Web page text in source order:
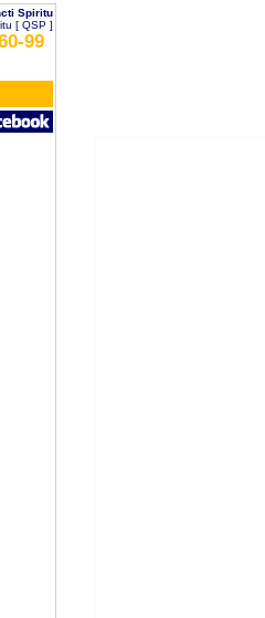
Spiritu
[ QSP ]
99